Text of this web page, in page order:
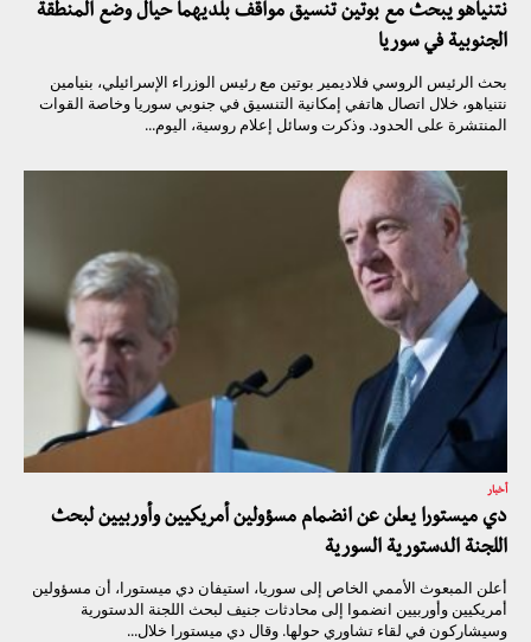
نتنياهو يبحث مع بوتين تنسيق مواقف بلديهما حيال وضع المنطقة
الجنوبية في سوريا
بحث الرئيس الروسي فلاديمير بوتين مع رئيس الوزراء الإسرائيلي، بنيامين
نتنياهو، خلال اتصال هاتفي إمكانية التنسيق في جنوبي سوريا وخاصة القوات
المنتشرة على الحدود. وذكرت وسائل إعلام روسية، اليوم...
أخبار
دي ميستورا يعلن عن انضمام مسؤولين أمريكيين وأوربيين لبحث
اللجنة الدستورية السورية
أعلن المبعوث الأممي الخاص إلى سوريا، استيفان دي ميستورا، أن مسؤولين
أمريكيين وأوربيين انضموا إلى محادثات جنيف لبحث اللجنة الدستورية
وسيشاركون في لقاء تشاوري حولها. وقال دي ميستورا خلال...